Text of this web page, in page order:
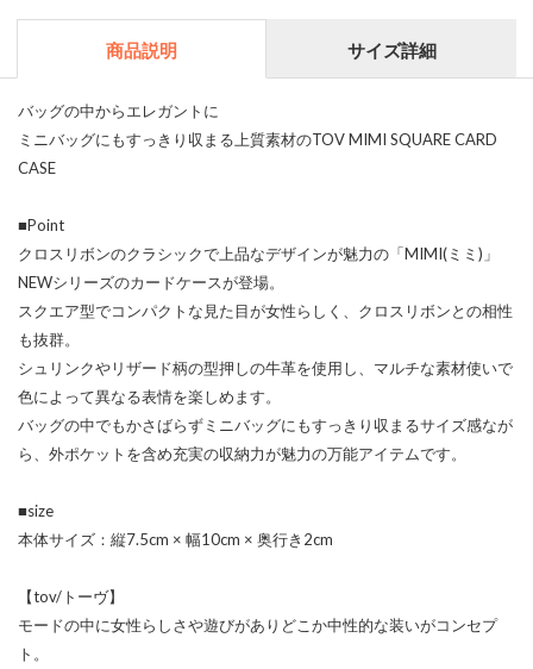
商品説明 サイズ詳細
バッグの中からエレガントに
ミニバッグにもすっきり収まる上質素材のTOV MIMI SQUARE CARD
CASE
■Point
クロスリボンのクラシックで上品なデザインが魅力の「MIMI(ミミ)」
NEWシリーズのカードケースが登場。
スクエア型でコンパクトな見た目が女性らしく、クロスリボンとの相性
も抜群。
シュリンクやリザード柄の型押しの牛革を使用し、マルチな素材使いで
色によって異なる表情を楽しめます。
バッグの中でもかさばらずミニバッグにもすっきり収まるサイズ感なが
ら、外ポケットを含め充実の収納力が魅力の万能アイテムです。
■size
本体サイズ：縦7.5cm × 幅10cm × 奥行き2cm
【tov/トーヴ】
モードの中に女性らしさや遊びがありどこか中性的な装いがコンセプ
ト。